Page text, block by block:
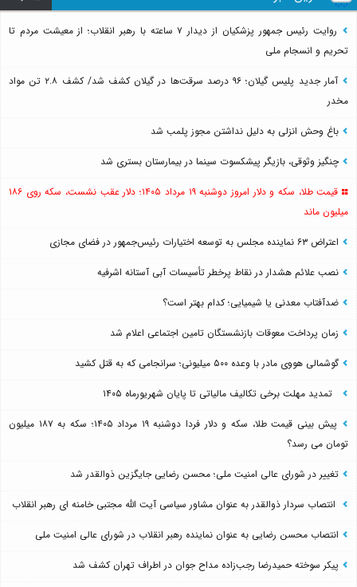
روایت رئیس جمهور پزشکیان از دیدار ۷ ساعته با رهبر انقلاب؛ از معیشت مردم تا
تحریم و انسجام ملی
آمار جدید پلیس گیلان؛ ۹۶ درصد سرقت‌ها در گیلان کشف شد/ کشف ۲.۸ تن مواد
مخدر
باغ وحش انزلی به دلیل نداشتن مجوز پلمب شد
چنگیز وثوقی، بازیگر پیشکسوت سینما در بیمارستان بستری شد
قیمت طلا، سکه و دلار امروز دوشنبه ۱۹ مرداد ۱۴۰۵؛ دلار عقب نشست، سکه روی ۱۸۶
میلیون ماند
اعتراض ۶۳ نماینده مجلس به توسعه اختیارات رئیس‌جمهور در فضای مجازی
نصب علائم هشدار در نقاط پرخطر تأسیسات آبی آستانه اشرفیه
ضدآفتاب‌ معدنی یا شیمیایی؛ کدام بهتر است؟
زمان پرداخت معوقات بازنشستگان تامین اجتماعی اعلام شد
گوشمالی هووی مادر با وعده ۵۰۰ میلیونی؛ سرانجامی که به قتل کشید
تمدید مهلت برخی تکالیف مالیاتی تا پایان شهریورماه ۱۴۰۵
پیش بینی قیمت طلا، سکه و دلار فردا دوشنبه ۱۹ مرداد ۱۴۰۵؛ سکه به ۱۸۷ میلیون
تومان می رسد؟
تغییر در شورای عالی امنیت ملی؛ محسن رضایی جایگزین ذوالقدر شد
انتصاب سردار ذوالقدر به عنوان مشاور سیاسی آیت الله مجتبی خامنه ای رهبر انقلاب
انتصاب محسن رضایی به عنوان نماینده رهبر انقلاب در شورای عالی امنیت ملی
پیکر سوخته حمیدرضا رجب‌زاده مداح جوان در اطراف تهران کشف شد